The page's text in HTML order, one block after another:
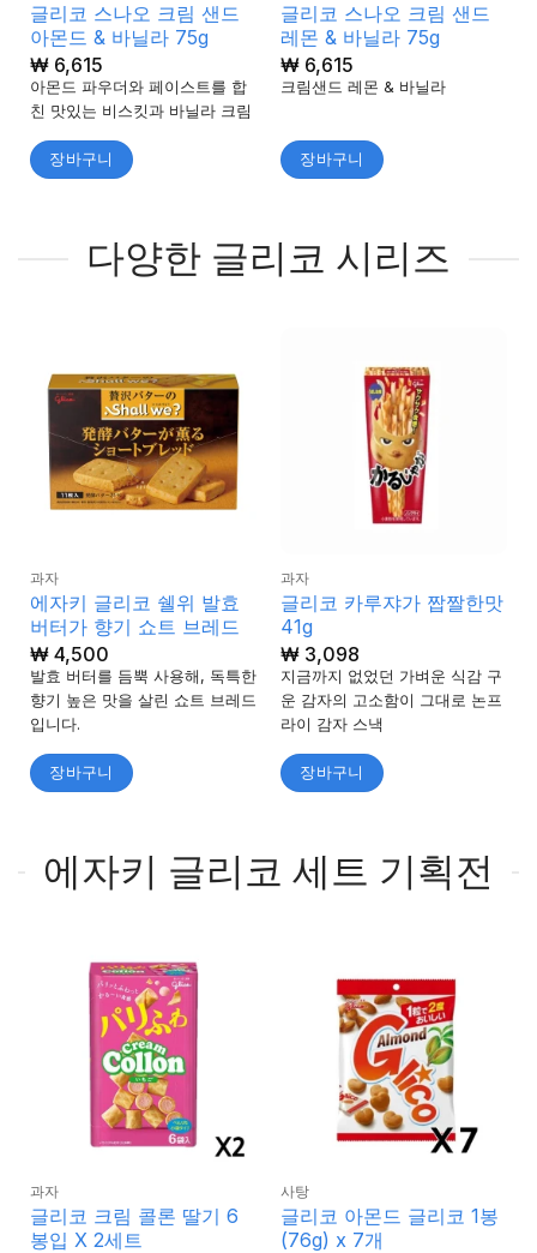
글리코 스나오 크림 샌드
아몬드 & 바닐라 75g
₩6,615
아몬드 파우더와 페이스트를 합
친 맛있는 비스킷과 바닐라 크림
장바구니
글리코 스나오 크림 샌드
레몬 & 바닐라 75g
₩6,615
크림샌드 레몬 & 바닐라
장바구니
다양한 글리코 시리즈
과자
에자키 글리코 쉘위 발효
버터가 향기 쇼트 브레드
₩4,500
발효 버터를 듬뿍 사용해, 독특한
향기 높은 맛을 살린 쇼트 브레드
입니다.
장바구니
과자
글리코 카루쟈가 짭짤한맛
41g
₩3,098
지금까지 없었던 가벼운 식감 구
운 감자의 고소함이 그대로 논프
라이 감자 스낵
장바구니
에자키 글리코 세트 기획전
과자
글리코 크림 콜론 딸기 6
봉입 X 2세트
사탕
글리코 아몬드 글리코 1봉
(76g) x 7개